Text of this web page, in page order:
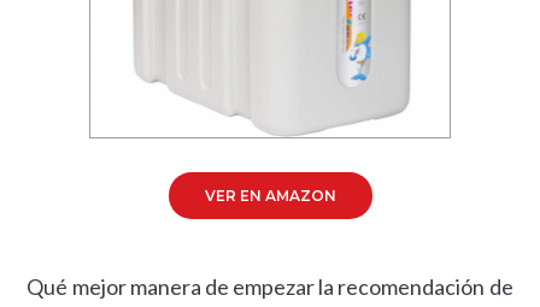
VER EN AMAZON
Qué mejor manera de empezar la recomendación de